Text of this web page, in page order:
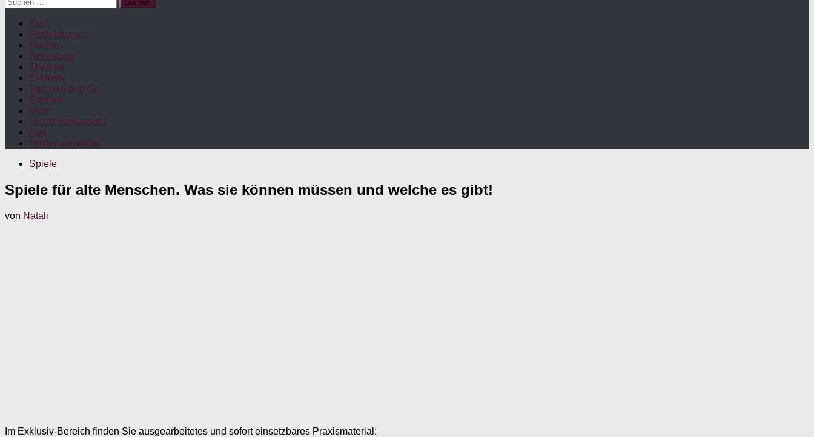
nach:
Start
Fortbildungen
Bücher
Betreuung
Themen
Exklusiv
Taschen und Co.
Kontakt
Maw
Nichts verpassen!
App
Stellenangebote
Spiele
Spiele für alte Menschen. Was sie können müssen und welche es gibt!
von Natali
Im Exklusiv-Bereich finden Sie ausgearbeitetes und sofort einsetzbares Praxismaterial: